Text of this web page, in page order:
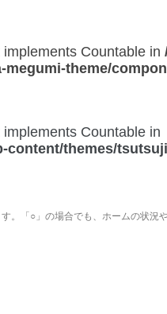
Countable in
theme/
Countable in
themes/
「○」の場合でも、ホームの状況